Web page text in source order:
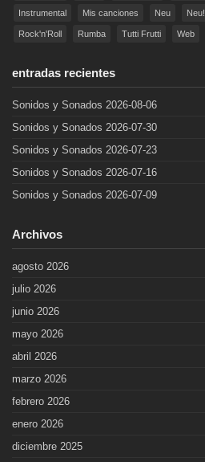
Instrumental Mis canciones Neu Neu!
Rock'n'Roll Rumba Tutti Frutti Web
entradas recientes
Sonidos y Sonados 2026-08-06
Sonidos y Sonados 2026-07-30
Sonidos y Sonados 2026-07-23
Sonidos y Sonados 2026-07-16
Sonidos y Sonados 2026-07-09
Archivos
agosto 2026
julio 2026
junio 2026
mayo 2026
abril 2026
marzo 2026
febrero 2026
enero 2026
diciembre 2025